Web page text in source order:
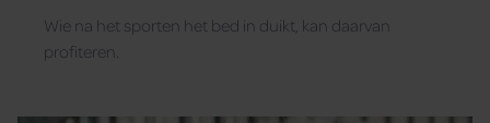
Wie na het sporten het bed in duikt, kan daarvan
profiteren.